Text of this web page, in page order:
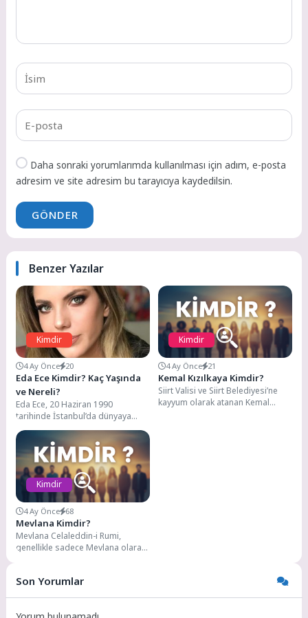
Daha sonraki yorumlarımda kullanılması için adım, e-posta
adresim ve site adresim bu tarayıcıya kaydedilsin.
GÖNDER
Benzer Yazılar
Kimdir
4 Ay Önce 20
Eda Ece Kimdir? Kaç Yaşında
ve Nereli?
Eda Ece, 20 Haziran 1990
tarihinde İstanbul’da dünyaya
gelmiştir. Orta öğretim eğitimini
Şişli Terakki Lisesi’nde...
Kimdir
4 Ay Önce 21
Kemal Kızılkaya Kimdir?
Siirt Valisi ve Siirt Belediyesi’ne
kayyum olarak atanan Kemal
Kimdir
4 Ay Önce 68
Mevlana Kimdir?
Mevlana Celaleddin-i Rumi,
genellikle sadece Mevlana olarak
Son Yorumlar